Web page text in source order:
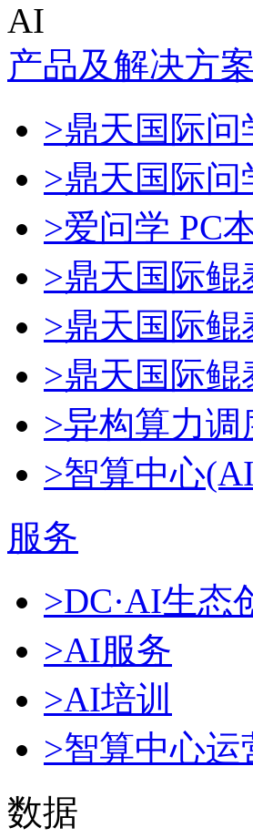
AI
产品及解决方案
>鼎天国际问
>鼎天国际
>爱问学 PC
>鼎天国际
>鼎天国际
>鼎天国际鲲
>异构算力
>智算中心
服务
>DC·AI生态
>AI服务
>AI培训
>智算中心运
数据